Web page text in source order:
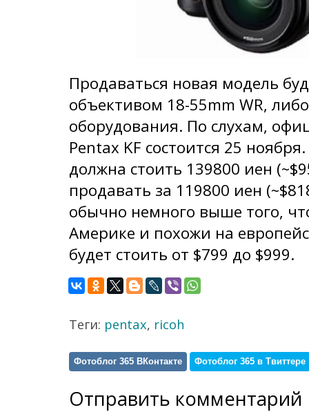
Продаваться новая модель
объективом 18-55mm WR,
оборудования. По слухам,
Pentax KF состоится 25
должна стоить 139800 иен
продавать за 119800 иен
обычно немного выше того,
Америке и похожи на
будет стоить от $799 до $999.
Теги: pentax, ricoh
Фотоблог 365 ВКонтакте Фотоблог 365 в Твиттере
Отправить комментарий